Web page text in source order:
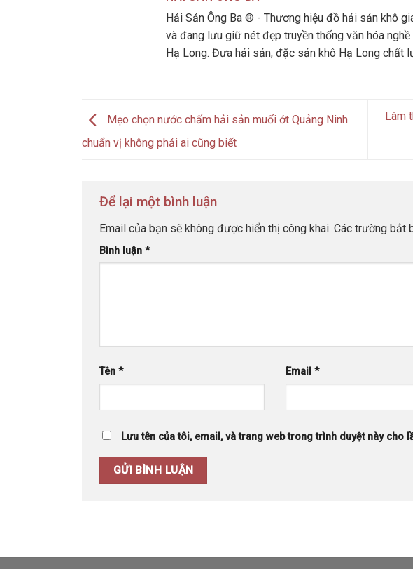
Hải Sản Ông Ba ® - Thương hiệu đồ hải sản khô
và đang lưu giữ nét đẹp truyền thống văn hóa
Hạ Long. Đưa hải sản, đặc sản khô Hạ Long chất
Mẹo chọn nước chấm hải sản muối ớt Quảng Ninh
chuẩn vị không phải ai cũng biết
Làm
Để lại một bình luận
Email của bạn sẽ không được hiển thị công khai. Các trường bắt
Bình luận *
Tên * Email *
Lưu tên của tôi, email, và trang web trong trình duyệt này cho